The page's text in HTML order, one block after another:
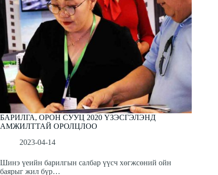
БАРИЛГА, ОРОН СУУЦ 2020 ҮЗЭСГЭЛЭНД
АМЖИЛТТАЙ ОРОЛЦЛОО
2023-04-14
Шинэ үеийн барилгын салбар үүсч хөгжсөний ойн
баярыг жил бүр…